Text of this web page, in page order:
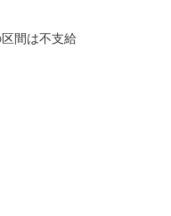
間は不支給